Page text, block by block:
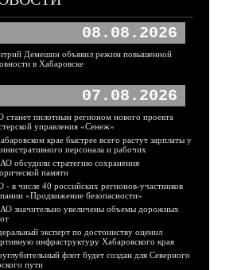
08.08.2026
Демешин объявил режим повышенной
в Хабаровске
07.08.2026
станет пилотным регионом нового проекта
управления «Сенеж»
крае быстрее всего растут зарплаты у
персонала и рабочих
обсудили стратегию сохранения
памяти
- в числе 40 российских регионов-участников
«Продвижение безопасности»
значительно увеличены объемы дорожных
эксперт по достоинству оценил
инфраструктуру Хабаровского края
флот будет создан для Северного
пути